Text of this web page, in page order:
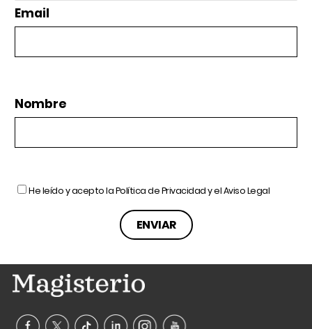
Email
Nombre
He leído y acepto laPolítica de Privacidady elAviso Legal